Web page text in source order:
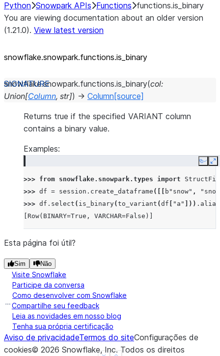
Python Snowpark APIs Functions functions.is_binary
You are viewing documentation about an older version
(1.21.0). View latest version
snowflake.snowpark.functions.is_ binary
snowflake.snowpark.functions.is_binary(col:
Union[Column, str]) → Column [source]
Returns true if the specified VARIANT column
contains a binary value.
Examples:
Copy
>>> from snowflake.snowpark.types import
>>> df = session . create_dataframe ([[ b "snow" ,
>>> df . select ( is_binary(to_variant (df "a" ])) . alias
[Row(BINARY=True, VARCHAR=False)]
Esta página foi útil?
Sim Não
Visite Snowflake
Participe da conversa
Como desenvolver com Snowflake
Compartilhe seu feedback
Leia as novidades em nosso blog
Tenha sua própria certificação
Aviso de privacidadeTermos do siteConfigurações de
cookies© 2026 Snowflake, Inc. Todos os direitos